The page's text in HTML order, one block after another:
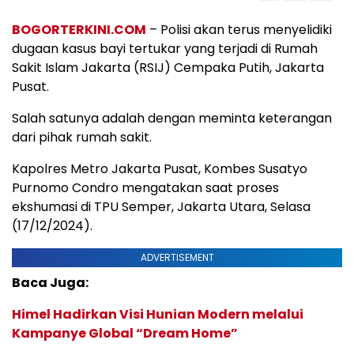
BOGORTERKINI.COM – Polisi akan terus menyelidiki
dugaan kasus bayi tertukar yang terjadi di Rumah
Sakit Islam Jakarta (RSIJ) Cempaka Putih, Jakarta
Pusat.
Salah satunya adalah dengan meminta keterangan
dari pihak rumah sakit.
Kapolres Metro Jakarta Pusat, Kombes Susatyo
Purnomo Condro mengatakan saat proses
ekshumasi di TPU Semper, Jakarta Utara, Selasa
(17/12/2024).
ADVERTISEMENT
Baca Juga:
Himel Hadirkan Visi Hunian Modern melalui
Kampanye Global “Dream Home”